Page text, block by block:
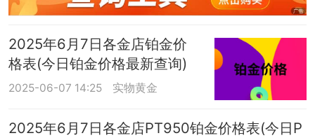
2025年6月7日各金店铂金价
格表(今日铂金价格最新查询)
2025-06-07 14:25 实物黄金
2025年6月7日各金店PT950铂金价格表(今日P